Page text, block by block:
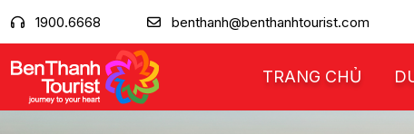
1900.6668 benthanh@benthanhtourist.com
TRANG CHỦ